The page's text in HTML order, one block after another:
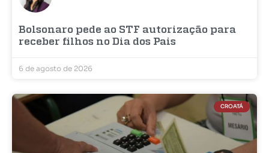
Bolsonaro pede ao STF autorização para
receber filhos no Dia dos Pais
6 de agosto de 2026
CROATÁ